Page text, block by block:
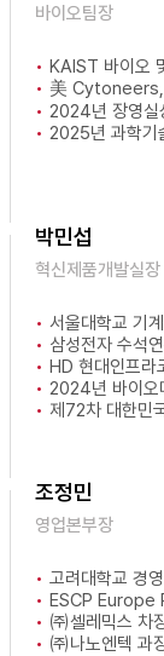
바이오팀장
KAIST 바이오
美 Cytoneers,
2024년 장영실
2025년 과학기
박민섭
혁신제품개발실장
서울대학교 기
삼성전자 수석
HD 현대인프라
2024년 바이오
제72차 대한민
조정민
영업본부장
고려대학교 경
ESCP
㈜셀레믹스 차
㈜나노엔텍 과